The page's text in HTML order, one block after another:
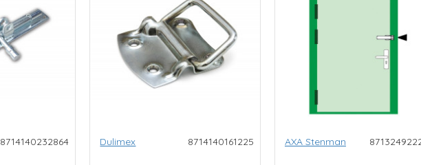
8714140232864 Dulimex 8714140161225 AXA Stenman